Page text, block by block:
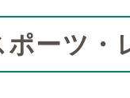
ポーツ・